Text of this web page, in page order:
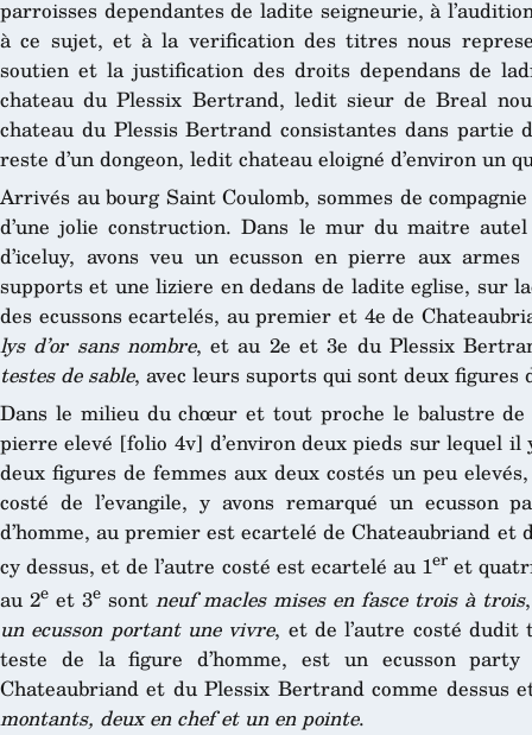
parroisses dependantes de ladite seigneurie, à
à ce sujet, et à la verification des titres nous
soutien et la justification des droits dependans de
chateau du Plessix Bertrand, ledit sieur de Breal
chateau du Plessis Bertrand consistantes dans partie
reste d’un dongeon, ledit chateau eloigné d’environ un
Arrivés au bourg Saint Coulomb, sommes de
d’une jolie construction. Dans le mur du maitre
d’iceluy, avons veu un ecusson en pierre aux
supports et une liziere en dedans de ladite eglise, sur
des ecussons ecartelés, au premier et 4e de
lys d’or sans nombre, et au 2e et 3e du Plessix
testes de sable, avec leurs suports qui sont deux figures
Dans le milieu du chœur et tout proche le balustre
pierre elevé [folio 4v] d’environ deux pieds sur lequel il
deux figures de femmes aux deux costés un peu
costé de l’evangile, y avons remarqué un
d’homme, au premier est ecartelé de Chateaubriand
cy dessus, et de l’autre costé est ecartelé au 1er et
au 2e et 3e sont neuf macles mises en fasce trois à trois
un ecusson portant une vivre, et de l’autre costé dudit
teste de la figure d’homme, est un ecusson
Chateaubriand et du Plessix Bertrand comme dessus
montants, deux en chef et un en pointe.